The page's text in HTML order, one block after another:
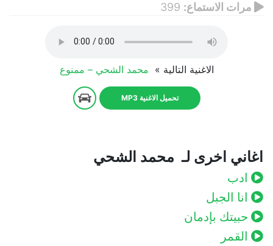
مرات الاستماع:
الاغنية التالية » محمد الشحي – ممنوع
تحميل الاغنية MP3
اغاني اخرى لـ محمد الشحي
ادب
انا الجبل
حبيتك بإدمان
القمر